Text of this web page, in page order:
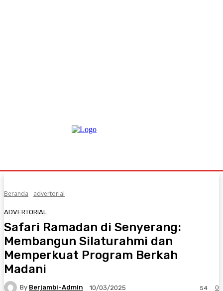
Beranda advertorial
ADVERTORIAL
Safari Ramadan di Senyerang:
Membangun Silaturahmi dan
Memperkuat Program Berkah
Madani
By Berjambi-Admin 10/03/2025 0
54